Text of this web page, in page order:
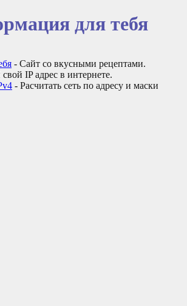
для тебя
- Сайт со вкусными рецептами.
IP адрес в интернете.
- Расчитать сеть по адресу и маски